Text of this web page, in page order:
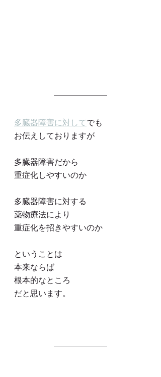
多臓器障害に対してでも
お伝えしておりますが
多臓器障害だから
重症化しやすいのか
多臓器障害に対する
薬物療法により
重症化を招きやすいのか
ということは
本来ならば
根本的なところ
だと思います。